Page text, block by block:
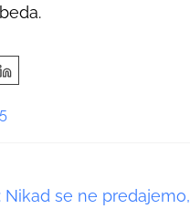
Nikad se ne predajemo,